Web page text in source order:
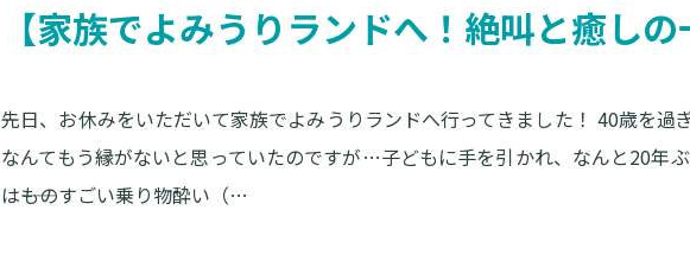
【家族でよみうりランドへ！絶叫と癒しの
先日、お休みをいただいて家族でよみうりランドへ行ってきました！ 40歳を過
なんてもう縁がないと思っていたのですが…子どもに手を引かれ、なんと20年
は――ものすごい乗り物酔い（…